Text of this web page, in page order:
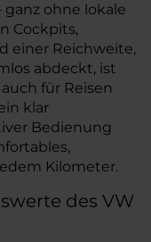
ganz ohne lokale
Cockpits,
einer Reichweite,
abdeckt, ist
für Reisen
klar
Bedienung
Kilometer.
des VW